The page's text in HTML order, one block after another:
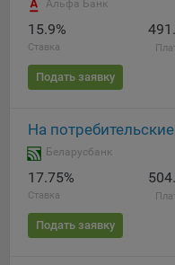
опцию в истории браузера.
Подробнее о
перейдя по внешним
соответствующие
Chrome
Safari
Microsoft Edge
Альфа Банк
15.9%
Ставка
Подать заявку
На
Беларусбанк
17.75%
Ставка
Подать заявку